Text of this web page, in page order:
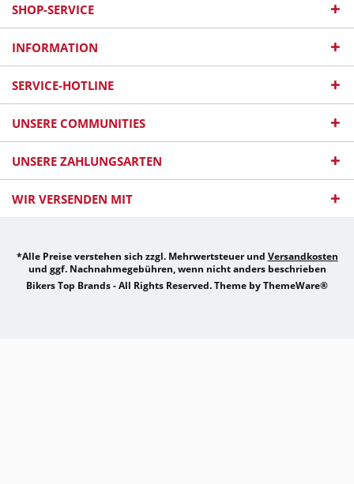
SHOP-SERVICE
INFORMATION
SERVICE-HOTLINE
UNSERE COMMUNITIES
UNSERE ZAHLUNGSARTEN
WIR VERSENDEN MIT
*Alle Preise verstehen sich zzgl. Mehrwertsteuer und Versandkosten
und ggf. Nachnahmegebühren, wenn nicht anders beschrieben
Bikers Top Brands - All Rights Reserved. Theme byThemeWare®